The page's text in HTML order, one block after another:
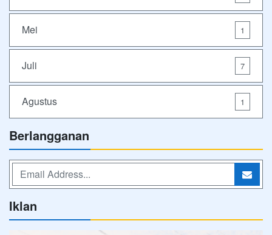
Mei 1
Juli 7
Agustus 1
Berlangganan
Iklan